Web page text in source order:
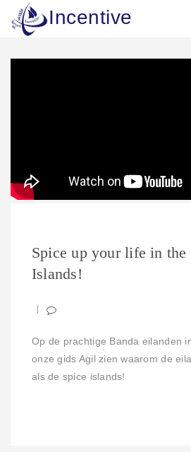
Incentive
Spice up your life in the
Islands!
Op de prachtige Banda eilanden
onze gids Agil zien waarom de
als de spice islands!